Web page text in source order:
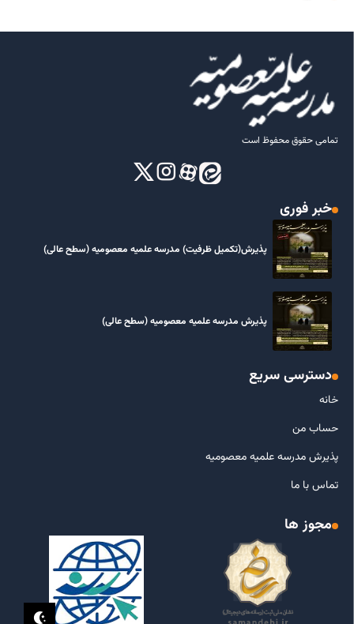
تمامی حقوق محفوظ است
خبر فوری
پذیرش(تکمیل ظرفیت) مدرسه علمیه معصومیه‌ (سطح عالی)
پذیرش مدرسه علمیه معصومیه‌ (سطح عالی)
دسترسی سریع
خانه
حساب من
پذیرش مدرسه علمیه معصومیه
تماس با ما
مجوز ها